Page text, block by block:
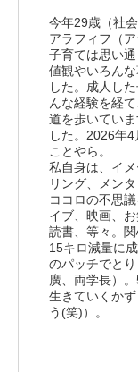
今年29歳（社
アラフィフ（
子育ては思い
値観やいろん
した。成人し
んな経験を経
道を歩いてい
した。2026年
ことやら。
私自身は、イ
リング、メン
ココロの不思
イブ、映画、
読書、等々。
15キロ減量に
のパッチでと
廣、両学長）
生きていくか
う(笑)）。